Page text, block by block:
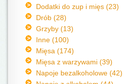
Dodatki do zup i mięs (23)
Drób (28)
Grzyby (13)
Inne (100)
Mięsa (174)
Mięsa z warzywami (39)
Napoje bezalkoholowe (42)